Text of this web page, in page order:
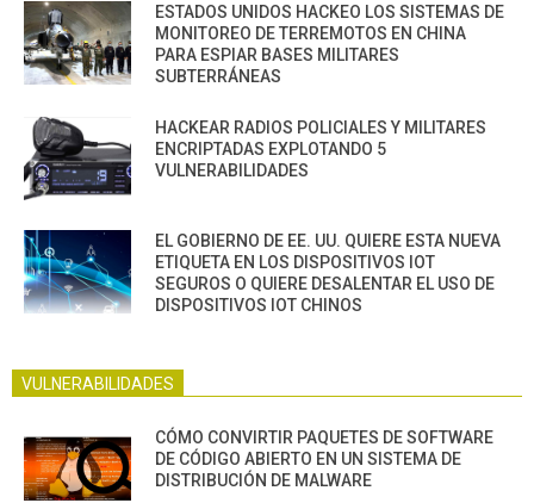
ESTADOS UNIDOS HACKEO LOS SISTEMAS DE
MONITOREO DE TERREMOTOS EN CHINA
PARA ESPIAR BASES MILITARES
SUBTERRÁNEAS
HACKEAR RADIOS POLICIALES Y MILITARES
ENCRIPTADAS EXPLOTANDO 5
VULNERABILIDADES
EL GOBIERNO DE EE. UU. QUIERE ESTA NUEVA
ETIQUETA EN LOS DISPOSITIVOS IOT
SEGUROS O QUIERE DESALENTAR EL USO DE
DISPOSITIVOS IOT CHINOS
VULNERABILIDADES
CÓMO CONVIRTIR PAQUETES DE SOFTWARE
DE CÓDIGO ABIERTO EN UN SISTEMA DE
DISTRIBUCIÓN DE MALWARE